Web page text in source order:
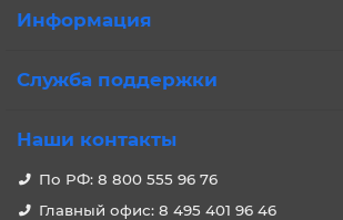
Информация
Служба поддержки
Наши контакты
По РФ: 8 800 555 96 76
Главный офис: 8 495 401 96 46